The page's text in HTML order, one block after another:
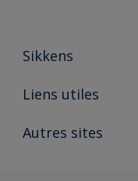
Sikkens
A propos de Sikkens
Liens utiles
Ouvrir un magasin PASS
Autres sites